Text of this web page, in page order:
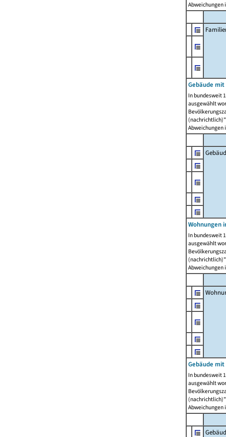
Abweichungen
Gebäude
In bundesweit
ausgewählt
Abweichungen
Wohnungen
In bundesweit
ausgewählt
Abweichungen
Gebäude
In bundesweit
ausgewählt
Abweichungen